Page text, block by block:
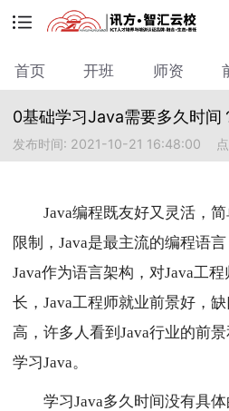
首页 开班 师资
0基础学习Java需要多久时间
发布时间: 2021-10-21 16:48:00
Java编程既友好又灵活，
限制，Java是最主流的编程语
Java作为语言架构，对Java工
长，Java工程师就业前景好，
高，许多人看到Java行业的前
学习Java。
学习Java多久时间没有具